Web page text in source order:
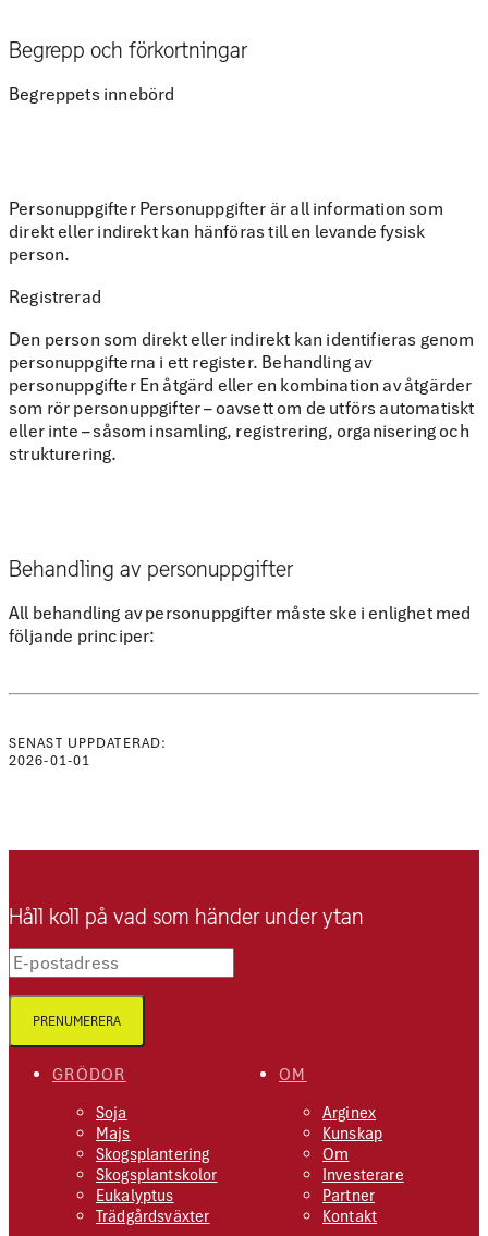
Begrepp och förkortningar
Begreppets innebörd
Personuppgifter Personuppgifter är all information som
direkt eller indirekt kan hänföras till en levande fysisk
person.
Registrerad
Den person som direkt eller indirekt kan identifieras genom
personuppgifterna i ett register. Behandling av
personuppgifter En åtgärd eller en kombination av åtgärder
som rör personuppgifter – oavsett om de utförs automatiskt
eller inte – såsom insamling, registrering, organisering och
strukturering.
Behandling av personuppgifter
All behandling av personuppgifter måste ske i enlighet med
följande principer:
SENAST UPPDATERAD:
2026-01-01
GRÖDOR
Soja
Majs
Skogsplantering
Skogsplantskolor
Eukalyptus
Trädgårdsväxter
OM
Arginex
Kunskap
Om
Investerare
Partner
Kontakt
Håll koll på vad som händer under ytan
E-postadress
PRENUMERERA